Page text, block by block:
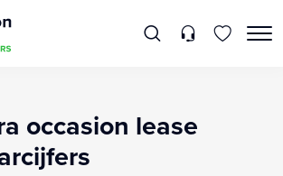
occasion lease